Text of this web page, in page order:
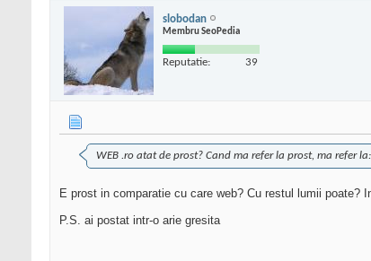
slobodan
Membru SeoPedia
Reputatie: 39
WEB .ro atat de prost? Cand ma refer la prost, ma refer la:
E prost in comparatie cu care web? Cu restul lumii poate?
P.S. ai postat intr-o arie gresita